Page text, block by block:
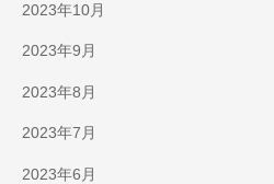
2023年10月
2023年9月
2023年8月
2023年7月
2023年6月